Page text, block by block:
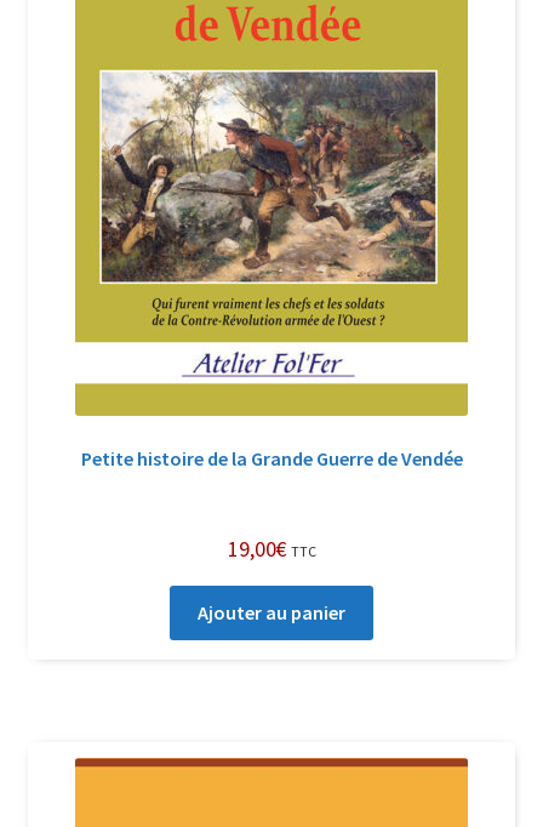
Petite histoire de la Grande Guerre de Vendée
19,00€ TTC
Ajouter au panier